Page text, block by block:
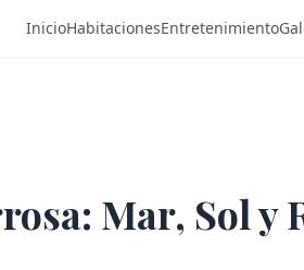
InicioHabitacionesEntretenimiento
Mar, Sol y